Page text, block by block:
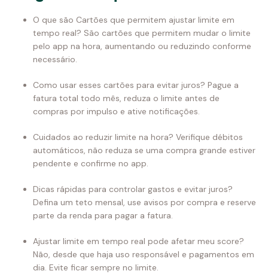
O que são Cartões que permitem ajustar limite em
tempo real? São cartões que permitem mudar o limite
pelo app na hora, aumentando ou reduzindo conforme
necessário.
Como usar esses cartões para evitar juros? Pague a
fatura total todo mês, reduza o limite antes de
compras por impulso e ative notificações.
Cuidados ao reduzir limite na hora? Verifique débitos
automáticos, não reduza se uma compra grande estiver
pendente e confirme no app.
Dicas rápidas para controlar gastos e evitar juros?
Defina um teto mensal, use avisos por compra e reserve
parte da renda para pagar a fatura.
Ajustar limite em tempo real pode afetar meu score?
Não, desde que haja uso responsável e pagamentos em
dia. Evite ficar sempre no limite.